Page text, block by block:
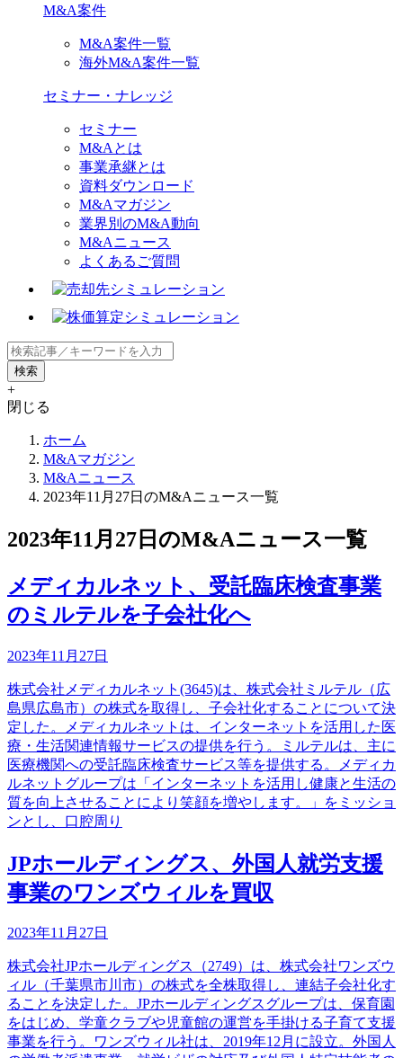
M&A案件
M&A案件一覧
海外M&A案件一覧
セミナー・ナレッジ
セミナー
M&Aとは
事業承継とは
資料ダウンロード
M&Aマガジン
業界別のM&A動向
M&Aニュース
よくあるご質問
+
閉じる
ホーム
M&Aマガジン
M&Aニュース
2023年11月27日のM&Aニュース一覧
2023年11月27日のM&Aニュース一覧
メディカルネット、受託臨床検査事業
のミルテルを子会社化へ
2023年11月27日
株式会社メディカルネット(3645)は、株式会社ミルテル（広
島県広島市）の株式を取得し、子会社化することについて決
定した。メディカルネットは、インターネットを活用した医
療・生活関連情報サービスの提供を行う。ミルテルは、主に
医療機関への受託臨床検査サービス等を提供する。メディカ
ルネットグループは「インターネットを活用し健康と生活の
質を向上させることにより笑顔を増やします。」をミッショ
ンとし、口腔周り
JPホールディングス、外国人就労支援
事業のワンズウィルを買収
2023年11月27日
株式会社JPホールディングス（2749）は、株式会社ワンズウ
ィル（千葉県市川市）の株式を全株取得し、連結子会社化す
ることを決定した。JPホールディングスグループは、保育園
をはじめ、学童クラブや児童館の運営を手掛ける子育て支援
事業を行う。ワンズウィル社は、2019年12月に設立。外国人